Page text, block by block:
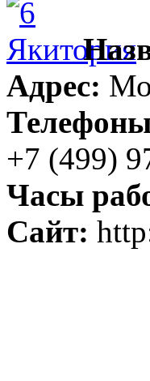
Адрес:
+7 (499)
Часы
Сайт: